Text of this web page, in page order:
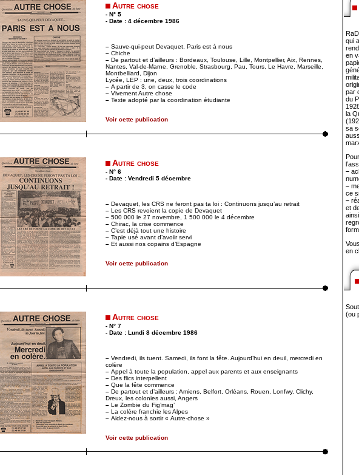
Autre chose
- N° 5
- Date : 4 décembre 1986
– Sauve-qui-peut Devaquet, Paris est à nous
– Chiche
– De partout et d’ailleurs : Bordeaux, Toulouse, Lille, Montpellier, Aix, Rennes,
Nantes, Val-de-Marne, Grenoble, Strasbourg, Pau, Tours, Le Havre, Marseille,
Montbelliard, Dijon
Lycée, LEP : une, deux, trois coordinations
– A partir de 3, on casse le code
– Vivement Autre chose
– Texte adopté par la coordination étudiante
Voir cette publication
Autre chose
- N° 6
- Date : Vendredi 5 décembre
– Devaquet, les CRS ne feront pas ta loi : Continuons jusqu’au retrait
– Les CRS revoient la copie de Devaquet
– 500 000 le 27 novembre, 1 500 000 le 4 décembre
– Chirac, la crise commence
– C’est déjà tout une histoire
– Tapie usé avant d’avoiir servi
– Et aussi nos copains d’Espagne
Voir cette publication
Autre chose
- N° 7
- Date : Lundi 8 décembre 1986
– Vendredi, ils tuent. Samedi, ils font la fête. Aujourd’hui en deuil, mercredi en
colère
– Appel à toute la population, appel aux parents et aux enseignants
– Des flics interpellent
– Que la fête commence
– De partout et d’ailleurs : Amiens, Belfort, Orléans, Rouen, Lonfwy, Clichy,
Dreux, les colonies aussi, Angers
– Le Zombie du Fig’mag’
– La colère franchie les Alpes
– Aidez-nous à sortir « Autre-chose »
Voir cette publication
qui
en
par
du
la
sa
–
–
ce
–
et
en
(ou